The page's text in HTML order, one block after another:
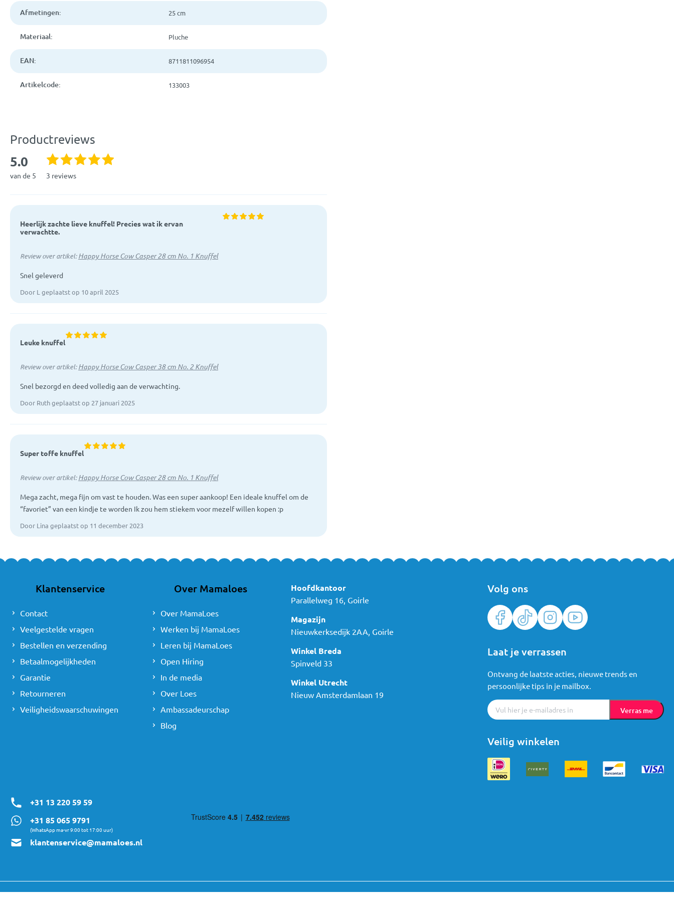
Afmetingen: 25 cm
Materiaal: Pluche
EAN: 8711811096954
Artikelcode: 133003
Productreviews
5.0
van de 5 3 reviews
Heerlijk zachte lieve knuffel! Precies wat ik ervan
verwachtte.
Review over artikel:Happy Horse Cow Casper 28 cm No. 1 Knuffel
Snel geleverd
Door L geplaatst op 10 april 2025
Leuke knuffel
Review over artikel:Happy Horse Cow Casper 38 cm No. 2 Knuffel
Snel bezorgd en deed volledig aan de verwachting.
Door Ruth geplaatst op 27 januari 2025
Super toffe knuffel
Review over artikel:Happy Horse Cow Casper 28 cm No. 1 Knuffel
Mega zacht, mega fijn om vast te houden. Was een super aankoop! Een ideale knuffel om de
“favoriet” van een kindje te worden Ik zou hem stiekem voor mezelf willen kopen :p
Door Lina geplaatst op 11 december 2023
Klantenservice
Contact
Veelgestelde vragen
Bestellen en verzending
Betaalmogelijkheden
Garantie
Retourneren
Veiligheidswaarschuwingen
Over Mamaloes
Over MamaLoes
Werken bij MamaLoes
Leren bij MamaLoes
Open Hiring
In de media
Over Loes
Ambassadeurschap
Blog
Hoofdkantoor
Parallelweg 16, Goirle
Magazijn
Nieuwkerksedijk 2AA, Goirle
Winkel Breda
Spinveld 33
Winkel Utrecht
Nieuw Amsterdamlaan 19
Volg ons
Veilig winkelen
Laat je verrassen
Ontvang de laatste acties, nieuwe trends en
persoonlijke tips in je mailbox.
Verras me
+31 13 220 59 59
+31 85 065 9791
(WhatsApp ma-vr 9:00 tot 17:00 uur)
klantenservice@mamaloes.nl